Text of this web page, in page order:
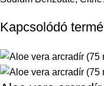
Kapcsolódó